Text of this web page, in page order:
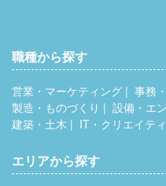
職種から探す
営業・マーケティング 事務
製造・ものづくり
設備・エ
建築・土木
IT・クリエイテ
エリアから探す